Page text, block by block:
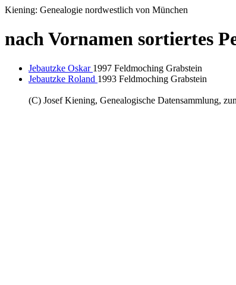
Kiening: Genealogie nordwestlich von München
nach Vornamen sortiertes
Jebautzke Oskar 1997 Feldmoching Grabstein
Jebautzke Roland 1993 Feldmoching Grabstein
(C) Josef Kiening, Genealogische Datensammlung,